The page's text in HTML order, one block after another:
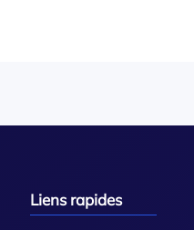
Liens rapides